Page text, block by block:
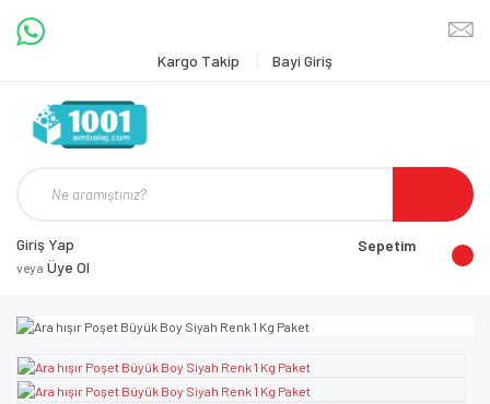
Kargo Takip Bayi Giriş
Giriş Yap
veya Üye Ol
Sepetim